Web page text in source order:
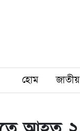
হোম জাতীয়